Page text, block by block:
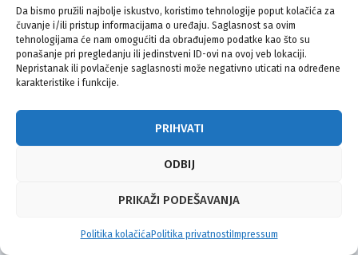
Da bismo pružili najbolje iskustvo, koristimo tehnologije poput kolačića za
čuvanje i/ili pristup informacijama o uređaju. Saglasnost sa ovim
tehnologijama će nam omogućiti da obrađujemo podatke kao što su
ponašanje pri pregledanju ili jedinstveni ID-ovi na ovoj veb lokaciji.
Nepristanak ili povlačenje saglasnosti može negativno uticati na određene
karakteristike i funkcije.
PRIHVATI
ODBIJ
PRIKAŽI PODEŠAVANJA
Politika kolačićaPolitika privatnosti Impressum